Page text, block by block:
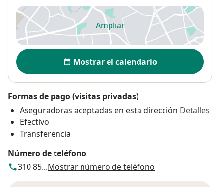
Ampliarse abre en una nueva
Disponibilidad
Mostrar el calendario
Formas de pago (visitas privadas)
Aseguradoras aceptadas en esta dirección Detalles
Efectivo
Transferencia
Número de teléfono
310 85...Mostrar número de teléfono